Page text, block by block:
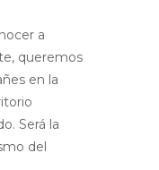
a
queremos
en la
Será la
del